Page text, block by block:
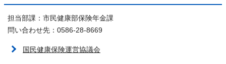
担当部課：市民健康部保険年金課
問い合わせ先：0586-28-8669
国民健康保険運営協議会